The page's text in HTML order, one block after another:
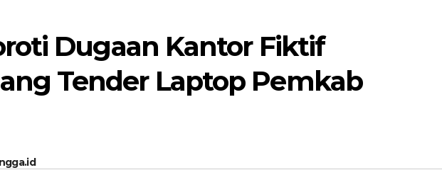
Dugaan Kantor Fiktif
Tender Laptop Pemkab